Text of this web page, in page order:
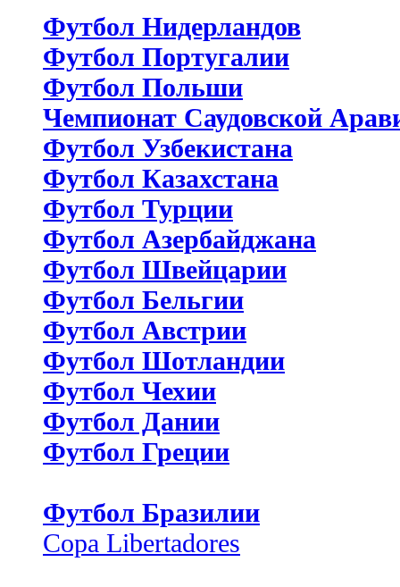
Футбол Нидерландов
Футбол Португалии
Футбол Польши
Чемпионат Саудовской
Футбол Узбекистана
Футбол Казахстана
Футбол Турции
Футбол Азербайджана
Футбол Швейцарии
Футбол Бельгии
Футбол Австрии
Футбол Шотландии
Футбол Чехии
Футбол Дании
Футбол Греции
Футбол Бразилии
Copa Libertadores